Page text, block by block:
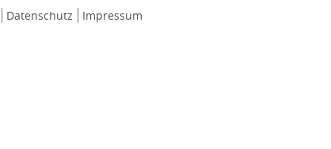
Datenschutz Impressum